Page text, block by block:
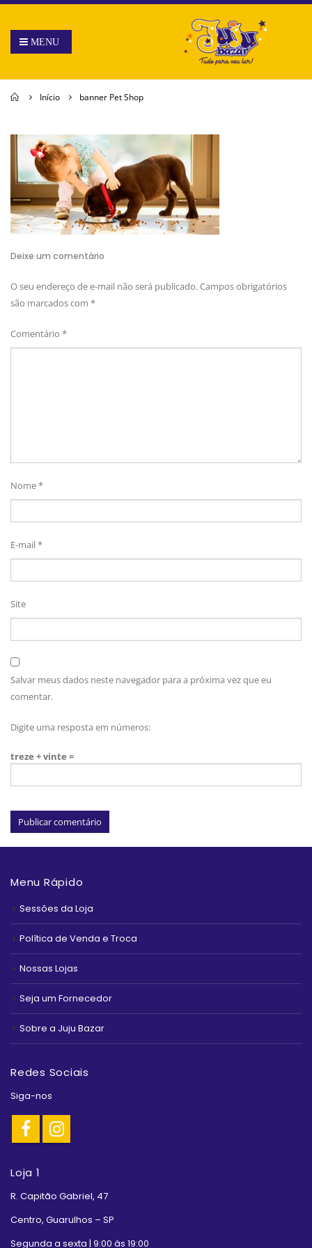
Home
Início banner Pet Shop
Deixe um comentário
O seu endereço de e-mail não será publicado.Campos obrigatórios
são marcados com *
Comentário *
Nome*
E-mail*
Site
Salvar meus dados neste navegador para a próxima vez que eu
comentar.
Digite uma resposta em números:
treze + vinte =
Menu Rápido
Sessões da Loja
Política de Venda e Troca
Nossas Lojas
Seja um Fornecedor
Sobre a Juju Bazar
Redes Sociais
Siga-nos
Loja 1
R. Capitão Gabriel, 47
Centro, Guarulhos – SP
Segunda a sexta | 9:00 às 19:00